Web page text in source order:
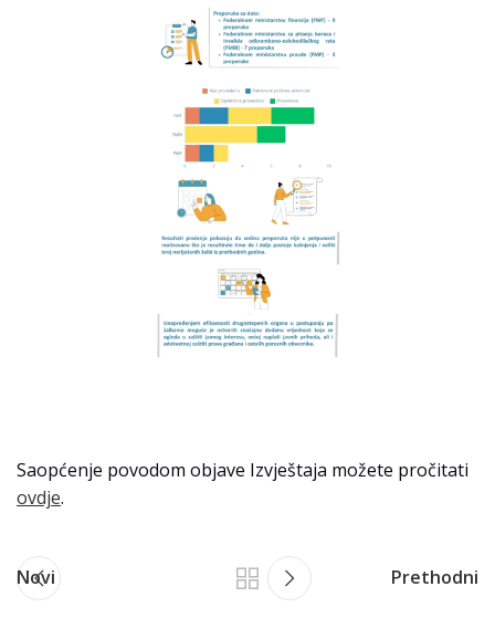
Saopćenje povodom objave Izvještaja možete pročitati
ovdje.
Novi Prethodni